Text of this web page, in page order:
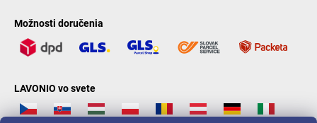
Možnosti doručenia
LAVONIO vo svete